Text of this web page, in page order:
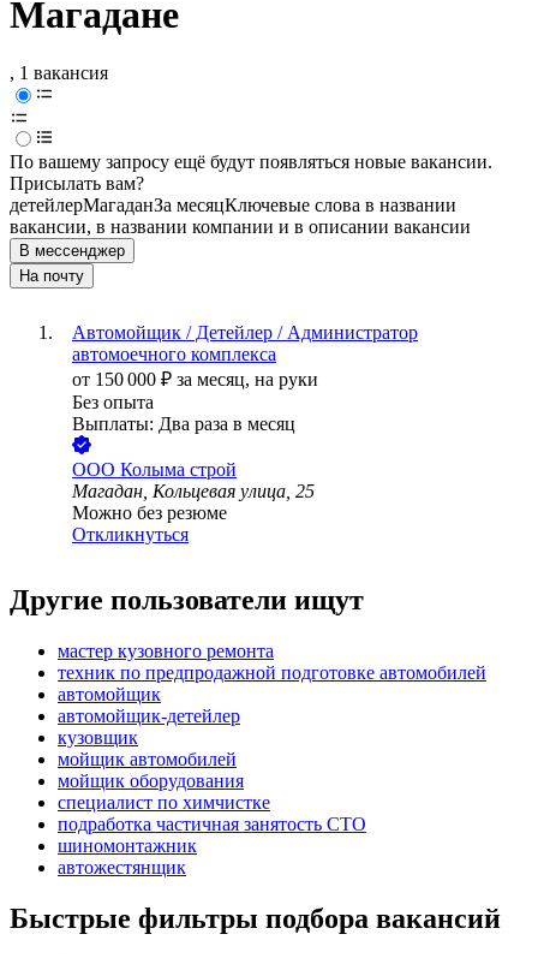
Магадане
, 1 вакансия
По вашему запросу ещё будут появляться новые вакансии.
Присылать вам?
детейлерМагаданЗа месяцКлючевые слова в названии
вакансии, в названии компании и в описании вакансии
В мессенджер
На почту
Автомойщик / Детейлер / Администратор
автомоечного комплекса
от 150 000 ₽ за месяц, на руки
Без опыта
Выплаты: Два раза в месяц
ООО Колыма строй
Магадан, Кольцевая улица, 25
Можно без резюме
Откликнуться
Другие пользователи ищут
мастер кузовного ремонта
техник по предпродажной подготовке автомобилей
автомойщик
автомойщик-детейлер
кузовщик
мойщик автомобилей
мойщик оборудования
специалист по химчистке
подработка частичная занятость СТО
шиномонтажник
автожестянщик
Быстрые фильтры подбора вакансий